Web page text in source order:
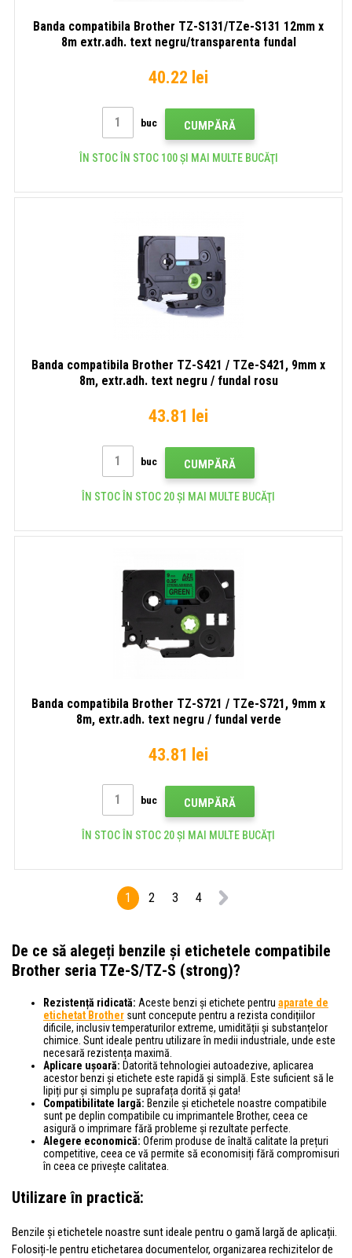
Banda compatibila Brother TZ-S131/TZe-S131 12mm x
8m extr.adh. text negru/transparenta fundal
40.22 lei
buc CUMPĂRĂ
ÎN STOC ÎN STOC 100 ȘI MAI MULTE BUCĂŢI
Banda compatibila Brother TZ-S421 / TZe-S421, 9mm x
8m, extr.adh. text negru / fundal rosu
43.81 lei
buc CUMPĂRĂ
ÎN STOC ÎN STOC 20 ȘI MAI MULTE BUCĂŢI
Banda compatibila Brother TZ-S721 / TZe-S721, 9mm x
8m, extr.adh. text negru / fundal verde
43.81 lei
buc CUMPĂRĂ
ÎN STOC ÎN STOC 20 ȘI MAI MULTE BUCĂŢI
1 2 3 4
De ce să alegeți benzile și etichetele compatibile
Brother seria TZe-S/TZ-S (strong)?
Rezistență ridicată: Aceste benzi și etichete pentru aparate de
etichetat Brother sunt concepute pentru a rezista condițiilor
dificile, inclusiv temperaturilor extreme, umidității și substanțelor
chimice. Sunt ideale pentru utilizare în medii industriale, unde este
necesară rezistența maximă.
Aplicare ușoară: Datorită tehnologiei autoadezive, aplicarea
acestor benzi și etichete este rapidă și simplă. Este suficient să le
lipiți pur și simplu pe suprafața dorită și gata!
Compatibilitate largă: Benzile și etichetele noastre compatibile
sunt pe deplin compatibile cu imprimantele Brother, ceea ce
asigură o imprimare fără probleme și rezultate perfecte.
Alegere economică: Oferim produse de înaltă calitate la prețuri
competitive, ceea ce vă permite să economisiți fără compromisuri
în ceea ce privește calitatea.
Utilizare în practică:
Benzile și etichetele noastre sunt ideale pentru o gamă largă de aplicații.
Folosiți-le pentru etichetarea documentelor, organizarea rechizitelor de